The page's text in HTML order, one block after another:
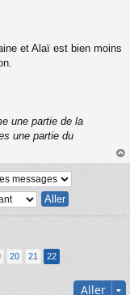
et Alaï est bien moins
une partie de la
une partie du
au
20 21 22
Aller